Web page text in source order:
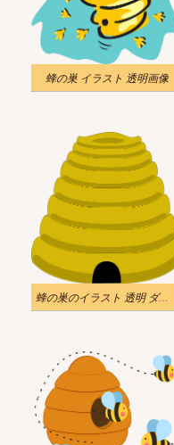
蜂の巣 イラスト 透明画像
蜂の巣のイラスト 透明 ダウンロード